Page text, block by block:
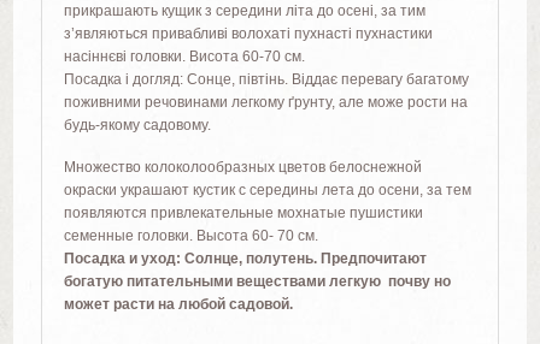
прикрашають кущик з середини літа до осені, за тим
з’являються привабливі волохаті пухнасті пухнастики
насіннєві головки. Висота 60-70 см.
Посадка і догляд: Сонце, півтінь. Віддає перевагу багатому
поживними речовинами легкому ґрунту, але може рости на
будь-якому садовому.
Множество колоколообразных цветов белоснежной
окраски украшают кустик с середины лета до осени, за тем
появляются привлекательные мохнатые пушистики
семенные головки. Высота 60-70 см.
Посадка и уход: Солнце, полутень. Предпочитают
богатую питательными веществами легкую почву но
может расти на любой садовой.